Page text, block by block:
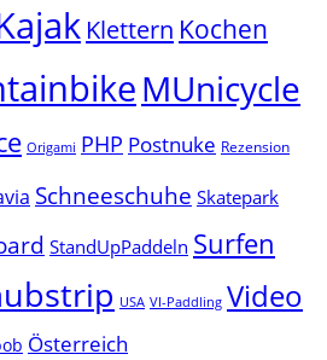
Klettern Kochen
MUnicycle
Origami PHP Postnuke Rezension
Schneeschuhe Skatepark
StandUpPaddeln Surfen
USA VI-Paddling Video
Österreich